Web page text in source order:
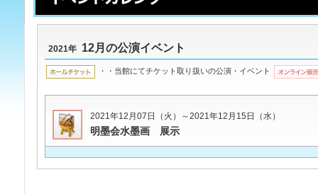
2021年 12月の公演イベント
・・当館にてチケット取り扱いの公演・イベント
2021年12月07日（火）～2021年12月15日（水）
明墨会水墨画 展示